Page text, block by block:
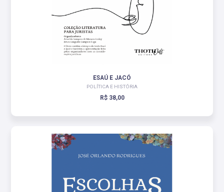
ESAÚ E JACÓ
POLÍTICA E HISTÓRIA
R$ 38,00